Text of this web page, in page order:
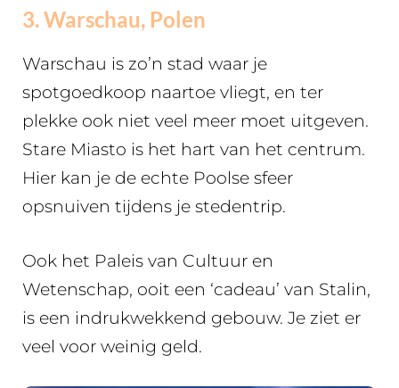
3. Warschau, Polen
Warschau is zo’n stad waar je
spotgoedkoop naartoe vliegt, en ter
plekke ook niet veel meer moet uitgeven.
Stare Miasto is het hart van het centrum.
Hier kan je de echte Poolse sfeer
opsnuiven tijdens je stedentrip.
Ook het Paleis van Cultuur en
Wetenschap, ooit een ‘cadeau’ van Stalin,
is een indrukwekkend gebouw. Je ziet er
veel voor weinig geld.